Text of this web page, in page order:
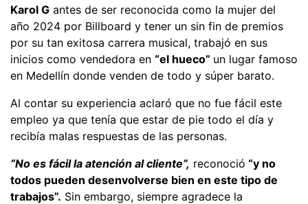
Karol G antes de ser reconocida como la mujer del
año 2024 por Billboard y tener un sin fin de premios
por su tan exitosa carrera musical, trabajó en sus
inicios como vendedora en “el hueco” un lugar famoso
en Medellín donde venden de todo y súper barato.
Al contar su experiencia aclaró que no fue fácil este
empleo ya que tenía que estar de pie todo el día y
recibía malas respuestas de las personas.
“No es fácil la atención al cliente”, reconoció “y no
todos pueden desenvolverse bien en este tipo de
trabajos”. Sin embargo, siempre agradece la